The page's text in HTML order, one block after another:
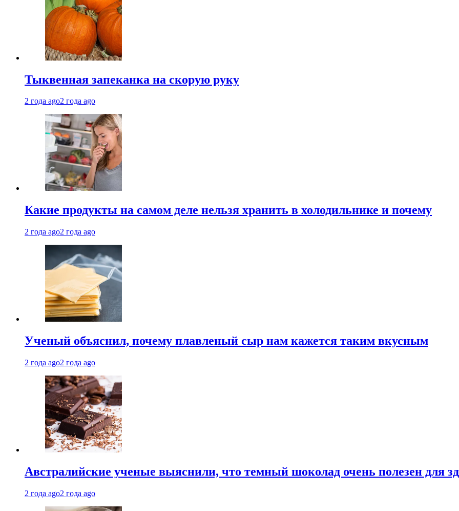
Тыквенная запеканка на скорую руку
2 года ago2 года ago
Какие продукты на самом деле нельзя хранить в холодильнике и почему
2 года ago2 года ago
Ученый объяснил, почему плавленый сыр нам кажется таким вкусным
2 года ago2 года ago
Австралийские ученые выяснили, что темный шоколад очень полезен для
2 года ago2 года ago